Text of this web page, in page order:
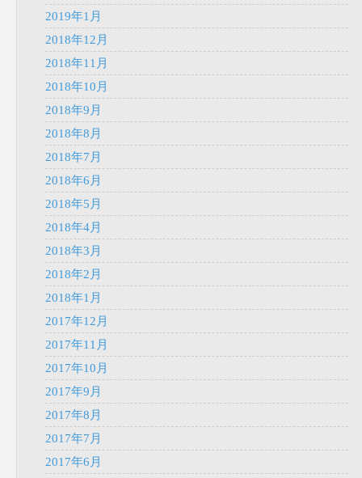
2019年1月
2018年12月
2018年11月
2018年10月
2018年9月
2018年8月
2018年7月
2018年6月
2018年5月
2018年4月
2018年3月
2018年2月
2018年1月
2017年12月
2017年11月
2017年10月
2017年9月
2017年8月
2017年7月
2017年6月